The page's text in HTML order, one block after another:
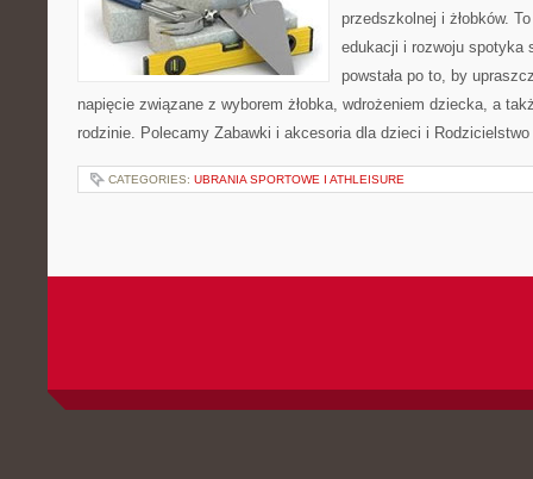
przedszkolnej i żłobków.
edukacji i rozwoju spotyka
powstała po to, by
napięcie związane z wyborem żłobka, wdrożeniem dziecka, a
rodzinie. Polecamy Zabawki i akcesoria dla dzieci i
CATEGORIES: UBRANIA SPORTOWE I ATHLEISURE